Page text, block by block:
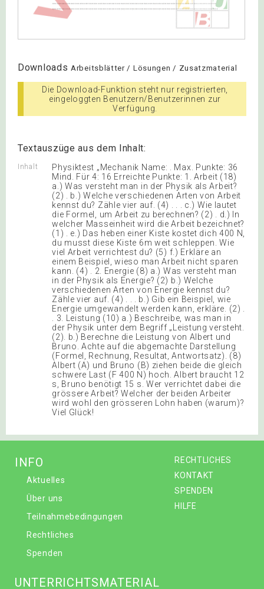
Downloads Arbeitsblätter / Lösungen / Zusatzmaterial
Die Download-Funktion steht nur registrierten,
eingeloggten Benutzern/Benutzerinnen zur
Verfügung.
Textauszüge aus dem Inhalt:
Inhalt
Physiktest „Mechanik Name: . Max. Punkte: 36
Mind. Für 4: 16 Erreichte Punkte: 1. Arbeit (18)
a.) Was versteht man in der Physik als Arbeit?
(2) . b.) Welche verschiedenen Arten von Arbeit
kennst du? Zähle vier auf. (4) . . . c.) Wie lautet
die Formel, um Arbeit zu berechnen? (2) . d.) In
welcher Masseinheit wird die Arbeit bezeichnet?
(1) . e.) Das heben einer Kiste kostet dich 400 N,
du musst diese Kiste 6m weit schleppen. Wie
viel Arbeit verrichtest du? (5) f.) Erkläre an
einem Beispiel, wieso man Arbeit nicht sparen
kann. (4) . 2. Energie (8) a.) Was versteht man
in der Physik als Energie? (2) b.) Welche
verschiedenen Arten von Energie kennst du?
Zähle vier auf. (4) . . . b.) Gib ein Beispiel, wie
Energie umgewandelt werden kann, erkläre. (2) .
. 3. Leistung (10) a.) Beschreibe, was man in
der Physik unter dem Begriff „Leistung versteht.
(2). b.) Berechne die Leistung von Albert und
Bruno. Achte auf die abgemachte Darstellung
(Formel, Rechnung, Resultat, Antwortsatz). (8)
Albert (A) und Bruno (B) ziehen beide die gleich
schwere Last (F 400 N) hoch. Albert braucht 12
s, Bruno benötigt 15 s. Wer verrichtet dabei die
grössere Arbeit? Welcher der beiden Arbeiter
wird wohl den grösseren Lohn haben (warum)?
Viel Glück!
RECHTLICHES
KONTAKT
SPENDEN
HILFE
INFO
Aktuelles
Über uns
Teilnahmebedingungen
Rechtliches
Spenden
UNTERRICHTSMATERIAL